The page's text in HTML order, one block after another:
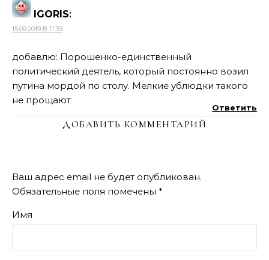
IGORIS:
15.09.2019 В 11:39
добавлю: Порошенко-единственный
политический деятель, который постоянно возил
путина мордой по столу. Мелкие ублюдки такого
не прощают
Ответить
ДОБАВИТЬ КОММЕНТАРИЙ
Ваш адрес email не будет опубликован.
Обязательные поля помечены *
Имя